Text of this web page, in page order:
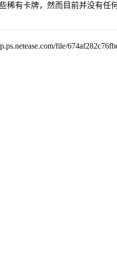
稀有卡牌，然而目前并没有任